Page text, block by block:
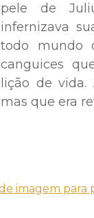
pele de
infernizava
todo mundo
canguices
lição de vida.
mas que era